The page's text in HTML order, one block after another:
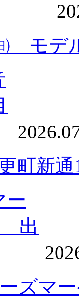
モデ
町新
ズマ